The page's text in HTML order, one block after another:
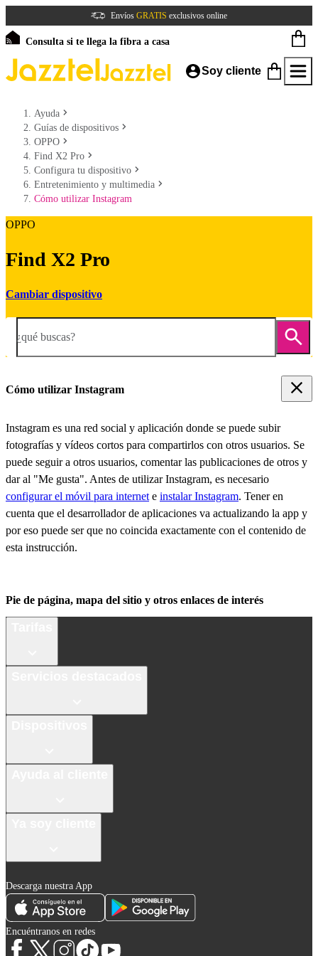
Envíos GRATIS exclusivos online
Consulta si te llega la fibra a casa
Soy cliente
Ayuda
Guías de dispositivos
OPPO
Find X2 Pro
Configura tu dispositivo
Entretenimiento y multimedia
Cómo utilizar Instagram
OPPO
Find X2 Pro
Cambiar dispositivo
¿qué buscas?
Cómo utilizar Instagram
Instagram es una red social y aplicación donde se puede subir
fotografías y vídeos cortos para compartirlos con otros usuarios. Se
puede seguir a otros usuarios, comentar las publicaciones de otros y
dar al "Me gusta". Antes de utilizar Instagram, es necesario
configurar el móvil para internet e instalar Instagram. Tener en
cuenta que el desarrollador de aplicaciones va actualizando la app y
por eso puede ser que no coincida exactamente con el contenido de
esta instrucción.
Pie de página, mapa del sitio y otros enlaces de interés
Descarga nuestra App
Encuéntranos en redes